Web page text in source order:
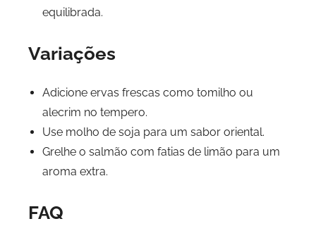
equilibrada.
Variações
Adicione ervas frescas como tomilho ou
alecrim no tempero.
Use molho de soja para um sabor oriental.
Grelhe o salmão com fatias de limão para um
aroma extra.
FAQ